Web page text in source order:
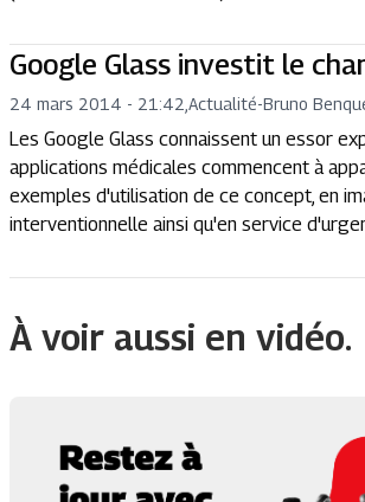
Google Glass investit le
24 mars 2014 - 21:42 Actualité-Bruno
Les Google Glass connaissent un essor
applications médicales commencent à
exemples d'utilisation de ce concept, en
interventionnelle ainsi qu'en service
À voir aussi en vidéo.